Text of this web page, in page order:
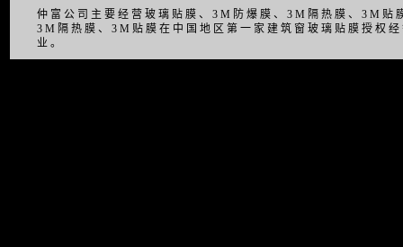
仲富公司主要经营玻璃贴膜、3M防爆膜、3M隔热膜、3M
3M隔热膜、3M贴膜在中国地区第一家建筑窗玻璃贴膜授权
业。